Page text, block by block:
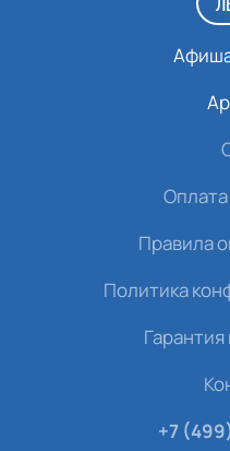
Оплата
Правила
Политика
+7